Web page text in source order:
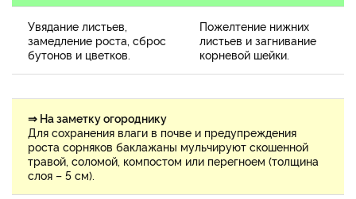
Увядание листьев,
замедление роста, сброс
бутонов и цветков.
Пожелтение нижних
листьев и загнивание
корневой шейки.
⇒ На заметку огороднику
Для сохранения влаги в почве и предупреждения
роста сорняков баклажаны мульчируют скошенной
травой, соломой, компостом или перегноем (толщина
слоя – 5 см).